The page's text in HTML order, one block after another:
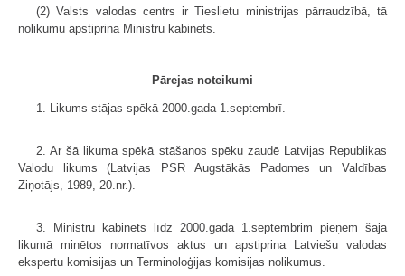
(2) Valsts valodas centrs ir Tieslietu ministrijas pārraudzībā, tā
nolikumu apstiprina Ministru kabinets.
Pārejas noteikumi
1. Likums stājas spēkā 2000.gada 1.septembrī.
2. Ar šā likuma spēkā stāšanos spēku zaudē Latvijas Republikas
Valodu likums (Latvijas PSR Augstākās Padomes un Valdības
Ziņotājs, 1989, 20.nr.).
3. Ministru kabinets līdz 2000.gada 1.septembrim pieņem šajā
likumā minētos normatīvos aktus un apstiprina Latviešu valodas
ekspertu komisijas un Terminoloģijas komisijas nolikumus.